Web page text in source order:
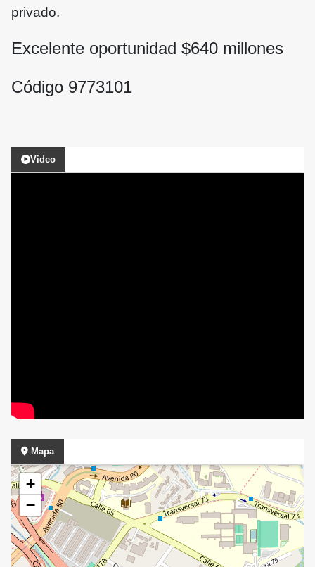
privado.
Excelente oportunidad $640 millones
Código 9773101
Video
Mapa
+
−